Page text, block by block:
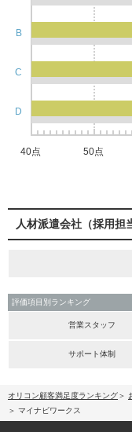
B
C
D
40点 50点
人材派遣会社（採用担
評価項目別ランキング
営業スタッフ
サポート体制
オリコン顧客満足度ランキング
マイナビワークス